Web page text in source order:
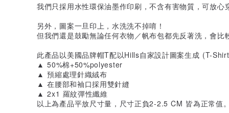
我們只採用水性環保油墨作印刷，不含有害物質，可放心
另外，圖案一旦印上，水洗洗不掉唷！
但我們還是鼓勵無論任何衣物／帆布包都先反著洗，會比
此產品以美國品牌帽T配以Hills自家設計圖案生成 (T-
▲ 50%棉+50%polyester
▲ 預縮處理針織絨布
▲ 在腰部和袖口採用雙針縫
▲ 2x1 羅紋彈性纖維
以上為產品平放尺寸量，尺寸正負2-2.5 CM 皆為正常值